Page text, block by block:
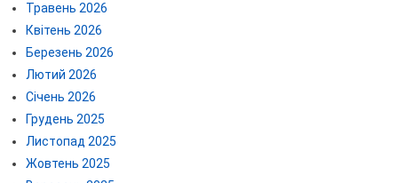
Травень 2026
Квітень 2026
Березень 2026
Лютий 2026
Січень 2026
Грудень 2025
Листопад 2025
Жовтень 2025